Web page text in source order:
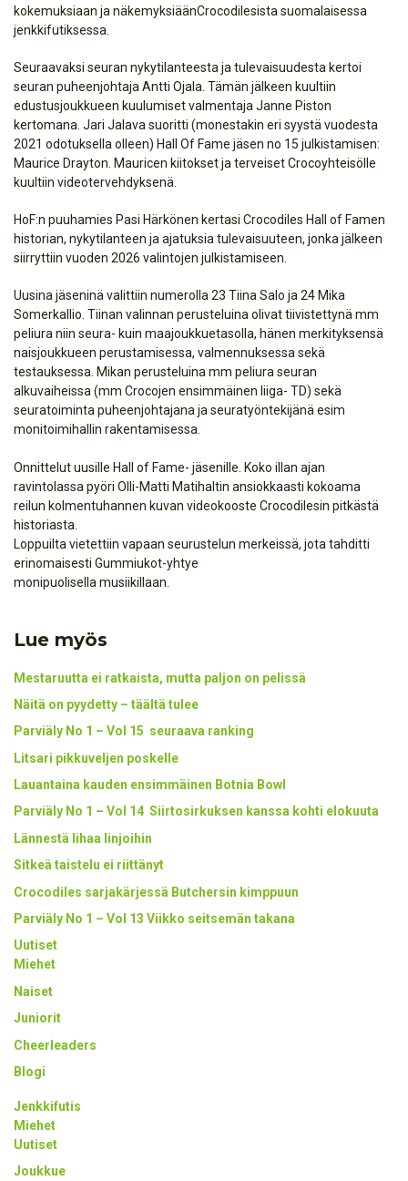
kokemuksiaan ja näkemyksiäänCrocodilesista suomalaisessa
jenkkifutiksessa.
Seuraavaksi seuran nykytilanteesta ja tulevaisuudesta kertoi
seuran puheenjohtaja Antti Ojala. Tämän jälkeen kuultiin
edustusjoukkueen kuulumiset valmentaja Janne Piston
kertomana. Jari Jalava suoritti (monestakin eri syystä vuodesta
2021 odotuksella olleen) Hall Of Fame jäsen no 15 julkistamisen:
Maurice Drayton. Mauricen kiitokset ja terveiset Crocoyhteisölle
kuultiin videotervehdyksenä.
HoF:n puuhamies Pasi Härkönen kertasi Crocodiles Hall of Famen
historian, nykytilanteen ja ajatuksia tulevaisuuteen, jonka jälkeen
siirryttiin vuoden 2026 valintojen julkistamiseen.
Uusina jäseninä valittiin numerolla 23 Tiina Salo ja 24 Mika
Somerkallio. Tiinan valinnan perusteluina olivat tiivistettynä mm
peliura niin seura- kuin maajoukkuetasolla, hänen merkityksensä
naisjoukkueen perustamisessa, valmennuksessa sekä
testauksessa. Mikan perusteluina mm peliura seuran
alkuvaiheissa (mm Crocojen ensimmäinen liiga- TD) sekä
seuratoiminta puheenjohtajana ja seuratyöntekijänä esim
monitoimihallin rakentamisessa.
Onnittelut uusille Hall of Fame- jäsenille. Koko illan ajan
ravintolassa pyöri Olli-Matti Matihaltin ansiokkaasti kokoama
reilun kolmentuhannen kuvan videokooste Crocodilesin pitkästä
historiasta.
Loppuilta vietettiin vapaan seurustelun merkeissä, jota tahditti
erinomaisesti Gummiukot-yhtye
monipuolisella musiikillaan.
Lue myös
Mestaruutta ei ratkaista, mutta paljon on pelissä
Näitä on pyydetty – täältä tulee
Parviäly No 1 – Vol 15 seuraava ranking
Litsari pikkuveljen poskelle
Lauantaina kauden ensimmäinen Botnia Bowl
Parviäly No 1 – Vol 14 Siirtosirkuksen kanssa kohti elokuuta
Lännestä lihaa linjoihin
Sitkeä taistelu ei riittänyt
Crocodiles sarjakärjessä Butchersin kimppuun
Parviäly No 1 – Vol 13 Viikko seitsemän takana
Uutiset
Miehet
Naiset
Juniorit
Cheerleaders
Blogi
Jenkkifutis
Miehet
Uutiset
Joukkue